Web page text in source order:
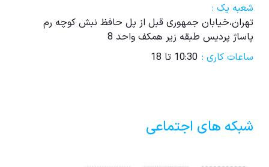
شعبه یک :
تهران،خیابان جمهوری قبل از پل حافظ نبش کوچه رم
پاساژ پردیس طبقه زیر همکف واحد 8
ساعات کاری : 10:30 تا 18
شبکه های اجتماعی